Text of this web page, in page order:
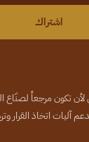
اشتراك
مرجعاً لصنّاع
آليات اتخاذ القرار